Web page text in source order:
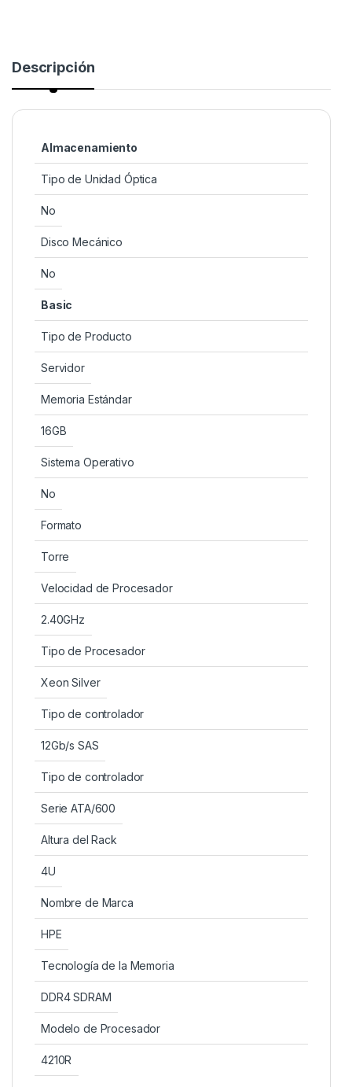
Descripción
Almacenamiento
Tipo de Unidad Óptica
No
Disco Mecánico
No
Basic
Tipo de Producto
Servidor
Memoria Estándar
16GB
Sistema Operativo
No
Formato
Torre
Velocidad de Procesador
2.40GHz
Tipo de Procesador
Xeon Silver
Tipo de controlador
12Gb/s SAS
Tipo de controlador
Serie ATA/600
Altura del Rack
4U
Nombre de Marca
HPE
Tecnología de la Memoria
DDR4 SDRAM
Modelo de Procesador
4210R